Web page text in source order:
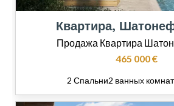
Квартира,
Продажа Квартира
465 000 €
2 Спальни2 ванных комнат